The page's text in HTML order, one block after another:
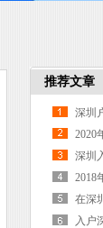
推荐文章
深圳
你的
2020
盖几
深圳
在此
2018
可能
在深
了45
入户